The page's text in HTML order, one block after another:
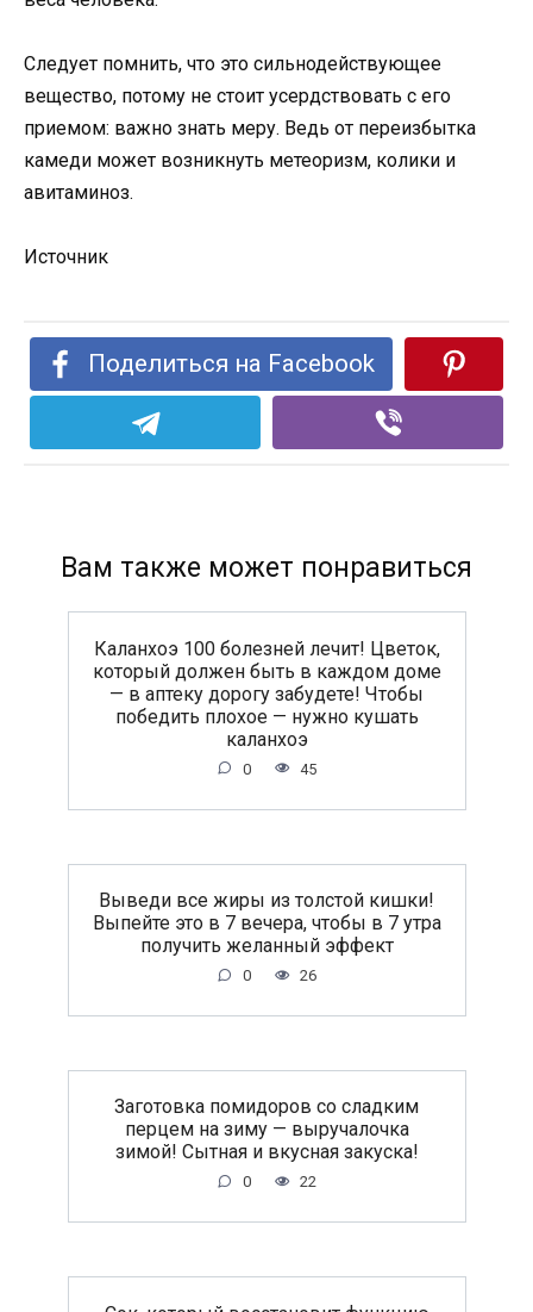
Следует помнить, что это сильнодействующее
вещество, потому не стоит усердствовать с его
приемом: важно знать меру. Ведь от переизбытка
камеди может возникнуть метеоризм, колики и
авитаминоз.
Источник
Поделиться на Facebook
Вам также может понравиться
Каланхоэ 100 болезней лечит! Цветок,
который должен быть в каждом доме
— в аптеку дорогу забудете! Чтобы
победить плохое — нужно кушать
каланхоэ
0 45
Выведи все жиры из толстой кишки!
Выпейте это в 7 вечера, чтобы в 7 утра
получить желанный эффект
0 26
Заготовка помидоров со сладким
перцем на зиму — выручалочка
зимой! Сытная и вкусная закуска!
0 22